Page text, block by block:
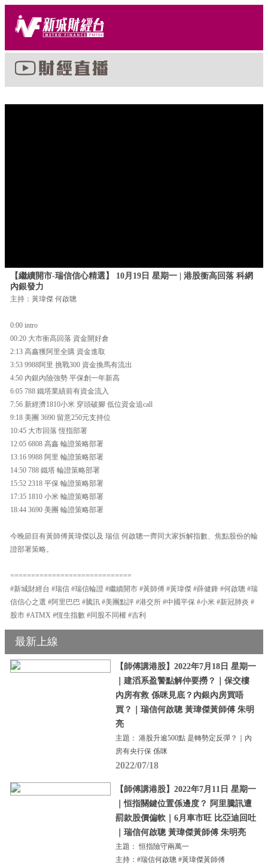
【繼續開市-瑞信信心精選】 10月19日 星期一 | 港股衝高回落 科網
內銀發力
主持：黃瑋傑 何啟聰
0:00 intro
00:20 大市衝高回落 資金開好倉
2:13 高鑫獲阿里全購 資金進取
3:53 9988阿里 挑戰300 資金換馬有流出
4:50 內銀內險強勢 平保創一年新高
6:05 788 鐵塔業績前有資金流入
7:56 新經濟1810小米 穿頭破腳 低位資金追call
9:18 美團 3690 留意250元支持位
10:45 大市回落 恆指部署
12:05 6808 高鑫 輪證策略部署
13:16 9988 阿里 輪證策略部署
14:50 788 鐵塔 輪證策略部署
15:52 2318 平保 輪證策略部署
17:35 1810 小米 輪證策略部署
18:44 3690 美團 輪證策略部署
今晚節目有黃師傅黃瑋傑以及 瑞信 何啟聰一齊同大家拆解指數、焦點股份的輪
證部署策略。
=============================
#新城財經台 #瑞信 #瑞信輪證 #繼續開市 #黃師傅 #黃瑋傑 #薛健鋒 #何啟聰 #瑞
信信心之選 #阿里巴巴 #騰訊 #美團點評 #港交所 #中國平保 #小米 #新冠肺炎 #
股市 #ATMX #恆生指數 #同股不同權 #吉利
最新上線
【師傅講港股】2022年7月18日 星期一
｜建滔系盈警點解仲要撈？｜保交樓
內房有救 係咪見底？內銀內房買唔
買？｜瑞信何啟聰 黃瑋傑黃師傅 朱明
亮
主題： 港股升逾500點 是轉勢定反彈？｜內
房有央行保 係咪
2022/07/18
【師傅講港股】2022年7月11日 星期一
｜恒指關鍵位置係邊度？ 阿里騰訊遭
罰款股價偏軟｜6月車市旺 比亞迪回吐
｜瑞信何啟聰 黃瑋傑黃師傅 朱明亮
主題： 恒指險守兩萬一
主持：#瑞信何啟聰 #黃瑋傑黃師傅